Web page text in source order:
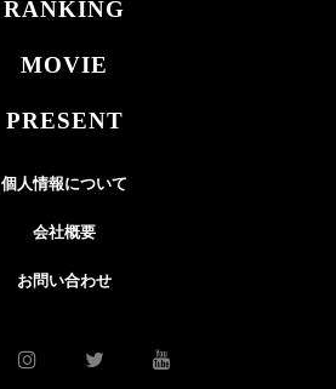
RANKING
MOVIE
PRESENT
個人情報について
会社概要
お問い合わせ